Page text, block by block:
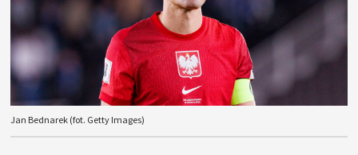
Jan Bednarek (fot. Getty Images)